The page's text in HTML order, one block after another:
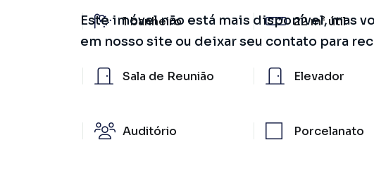
Este imóvel não está mais disponível, mas
em nosso site ou deixar seu contato para
1banheiro 22 m² útil
Sala de Reunião Elevador
Auditório Porcelanato